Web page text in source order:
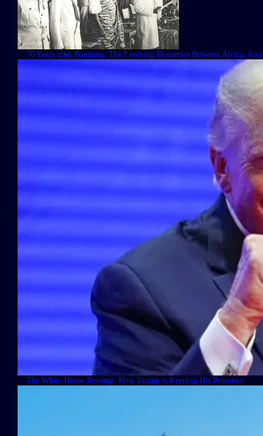
70 Years after Bandung: The Evolving Dynamics Between Africa,
The White House Revamp: How Trump is Keeping His Promises